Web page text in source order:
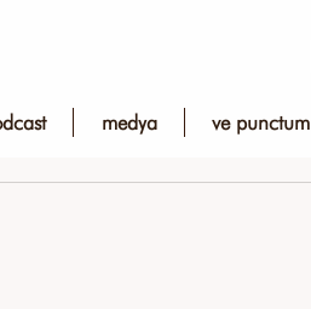
medya ve punctum